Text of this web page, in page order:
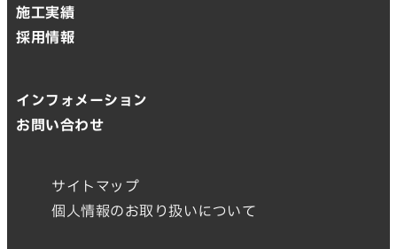
施工実績
採用情報
インフォメーション
お問い合わせ
サイトマップ
個人情報のお取り扱いについて